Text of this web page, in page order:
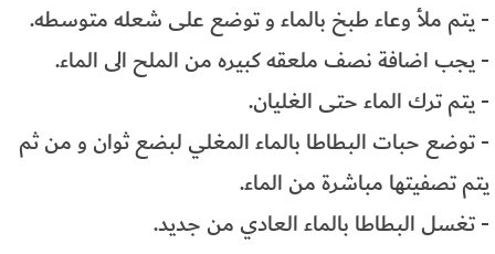
- يتم ملأ وعاء طبخ بالماء و توضع على شعله متوسطه.
- يجب اضافة نصف ملعقه كبيره من الملح الى الماء.
- يتم ترك الماء حتى الغليان.
- توضع حبات البطاطا بالماء المغلي لبضع ثوان و من ثم
يتم تصفيتها مباشرة من الماء.
- تغسل البطاطا بالماء العادي من جديد.